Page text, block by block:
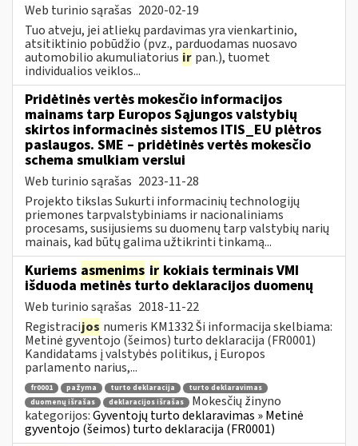
Web turinio sąrašas 2020-02-19
Tuo atveju, jei atliekų pardavimas yra vienkartinio,
atsitiktinio pobūdžio (pvz., parduodamas nuosavo
automobilio akumuliatorius ir pan.), tuomet
individualios veiklos...
Pridėtinės vertės mokesčio informacijos
mainams tarp Europos Sąjungos valstybių
skirtos informacinės sistemos ITIS_EU plėtros
paslaugos. SME – pridėtinės vertės mokesčio
schema smulkiam verslui
Web turinio sąrašas 2023-11-28
Projekto tikslas Sukurti informacinių technologijų
priemones tarpvalstybiniams ir nacionaliniams
procesams, susijusiems su duomenų tarp valstybių narių
mainais, kad būtų galima užtikrinti tinkamą...
Kuriems asmenims ir kokiais terminais VMI
išduoda metinės turto deklaracijos duomenų
Web turinio sąrašas 2018-11-22
Registracijos numeris KM1332 Ši informacija skelbiama:
Metinė gyventojo (šeimos) turto deklaracija (FR0001)
Kandidatams į valstybės politikus, į Europos
parlamento narius,...
fr0001 pažyma turto deklaracija
turto deklaravimas
duomenų išrašas
deklaracijos išrašas
Mokesčių žinyno
kategorijos:Gyventojų turto deklaravimas » Metinė
gyventojo (šeimos) turto deklaracija (FR0001)